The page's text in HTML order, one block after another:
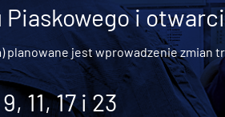
i
planowane jest wprowadzenie zmian
11, 17 i 23